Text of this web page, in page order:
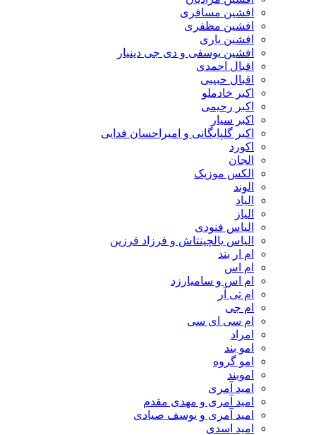
افشین مسافری
افشین مظفری
افشین یاری
افشین یوسفی و دی جی دینیار
اقبال احمدی
اقبال حبیبی
اکبر خادملو
اکبر رحیمی
اکبر سیار
اکبر گلپایگانی و امیراحسان فدایی
اکورد
الجان
الکس موزیک
الوند
الیاد
الیاز
الیاس فنودی
الیاس یالچینتاش و فرزاد فرزین
ام‌ ار بند
ام اس
ام اس و سامیارزد
ام تی آر
ام جی
ام سی ای سی
امراد
امو بند
امو گروه
اموبند
امید آمری
امید آمری و مهدی مقدم
امید آمری و یوسف صیادی
امید اسدی